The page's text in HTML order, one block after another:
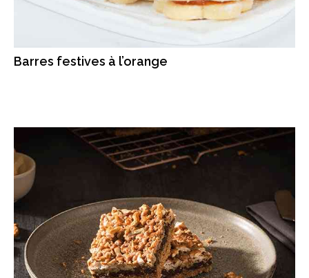
Barres festives à l’orange